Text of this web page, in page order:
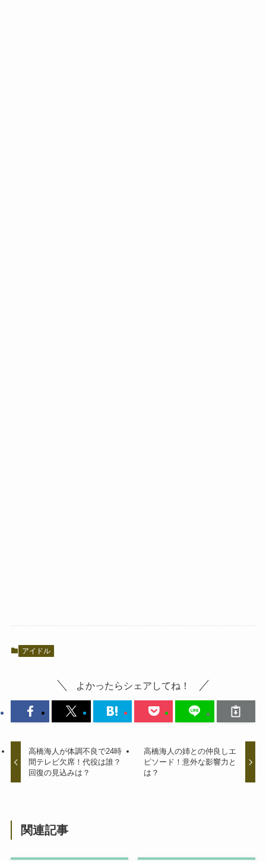
アイドル
よかったらシェアしてね！
高橋海人が体調不良で24時
間テレビ欠席！代役は誰？
回復の見込みは？
高橋海人の姉との仲良しエ
ピソード！意外な影響力と
は？
関連記事